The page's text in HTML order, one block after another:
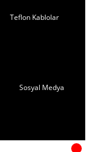
Teflon Kablolar
Sosyal Medya